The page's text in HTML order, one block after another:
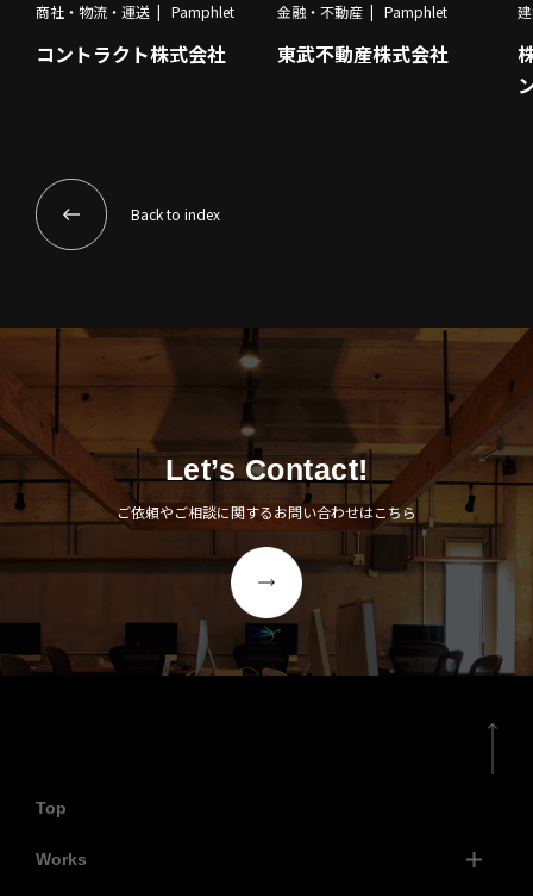
商社・物流・運送 Pamphlet
コントラクト株式会社
金融・不動産 Pamphlet
東武不動産株式会社
Back to index
Let’s Contact!
ご依頼やご相談に関するお問い合わせはこちら
Top
Works